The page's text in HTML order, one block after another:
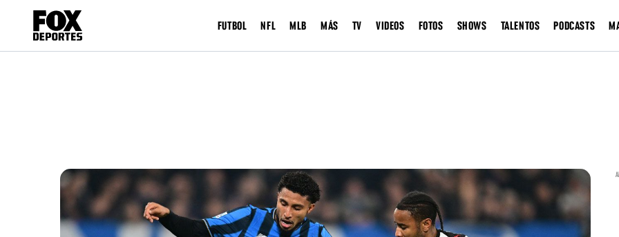
FUTBOL NFL MLB MÁS TV VIDEOS FOTOS SHOWS TALENTOS PODCASTS